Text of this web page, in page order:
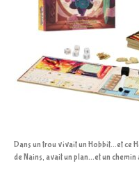
Dans un trou vivait un Hobbit…et ce
de Nains, avait un plan…et un chemin